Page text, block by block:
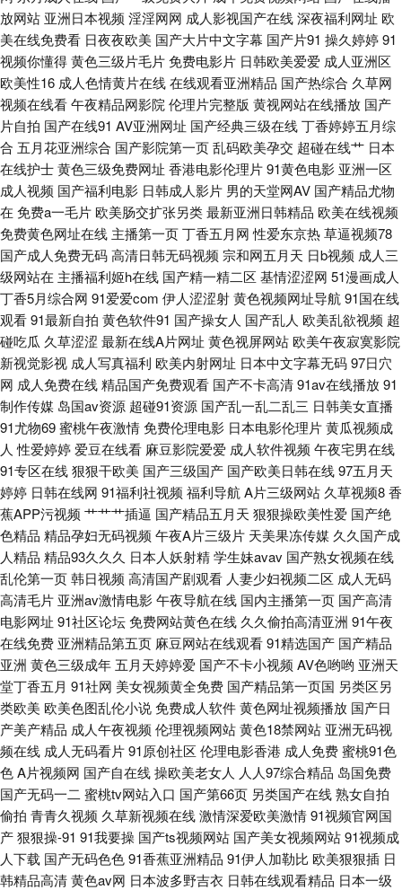
在线丝袜 精品国产自产拍在线观 91看片婬黄大片 欧美性爱一二区 国产午夜
经典91福利 91蜜桃视频网站 青青草原社区 wwwsese 偷拍九九热 国产精品
不卡一区 影音先锋三级伦理 欧美国产日韩色去吧 A片色图 91福利电影导航
日韩不卡在线一本久道 不卡毛片在线视频 午夜精品人妻二区三区 国产91综
合福利 在线天堂9 东方VA在线播放 白丝后入 91传媒国产传媒在线播放 欧美
A视频 99欧美性爱 丝瓜av 成人1024视频 亚洲AV东方在线 国产精品第5页
97免费福利导航 91男女艹 涩婷婷久久网站 wwwav福利 97AV影院 亚洲福利
电影 久草视综合楼 91视频在线日美女免费 日韩在线精品 豆花社区 91麻豆精
品久久 五月亭亭A 国产精品51吃瓜黑料 91人妻少妇喷水在线 人妻少妇一线
天 先锋影音自拍 精品丰满熟妇人妻一区 91女神福利视频在线 一区二区成人
日本欧美 麻豆国产免费福利 91性爱视频在线观看 亚洲福利电影 久久福利欧
美性 91秘片网站 日韩AV高清 激情文学人妻中文字幕 www成人夜福利 国产
精品一二 91社区免费在线 婷婷伊人大香蕉 国产avv福利播放 91传媒在线观
看网站大全 日韩AV欧美 九色導航 av导航网第一福利 91TV在线视频 殴美色
AAAA wwwcom黄瓜视频 深夜成人影视 日韩一级棒 黑丝三级片 91日日剧网
91欧tv 夜晚男人资源 欧美特级久久 国产精品地址 91足恋网 91网站观看 少
妇自蔚 福利视频a 91年出生的人属啥子 午夜福利视频91 五月花天堂 久久麻
豆 91网站免费线上观看 污导航福利 国产精品一不卡 91国产福利视频 欧美亚
洲日精品 wwwsss欧美 91豆花成人 欧美日韩成人精品 爱豆视频在线看 伊人
大香蕉AV网站 久操免费观看 91视频91啪啪 色色亚洲 国产二区在线播放 91
放网站 亚洲日本视频 淫淫网网 成人影视国产在线深夜福利网址 欧
美在线免费看 日夜夜欧美 国产大片中文字幕 国产片91 操久婷婷91
视频你懂得黄色三级片毛片免费电影片 日韩欧美爱爱 成人亚洲区
欧美性16 成人色情黄片在线在线观看亚洲精品 国产热综合 久草网
视频在线看午夜精品网影院 伦理片完整版 黄视网站在线播放 国产
片自拍 国产在线91 AV亚洲网址 国产经典三级在线丁香婷婷五月综
合 五月花亚洲综合 国产影院第一页乱码欧美孕交 超碰在线艹 日本
在线护士黄色三级免费网址 香港电影伦理片91黄色电影 亚洲一区
成人视频 国产福利电影 日韩成人影片 男的天堂网AV 国产精品尤物
在 免费a一毛片 欧美肠交扩张另类最新亚洲日韩精品 欧美在线视频
免费黄色网址在线 主播第一页丁香五月网 性爱东京热草逼视频78
国产成人免费无码高清日韩无码视频 宗和网五月天 日b视频 成人三
级网站在 主播福利姬h在线 国产精一精二区 基情涩涩网 51漫画成人
丁香5月综合网 91爱爱com 伊人涩涩射黄色视频网址导航 91国在线
观看91最新自拍 黄色软件91 国产操女人 国产乱人 欧美乱欲视频 超
碰吃瓜 久草涩涩 最新在线A片网址 黄色视屏网站 欧美午夜寂寞影院
新视觉影视 成人写真福利 欧美内射网址 日本中文字幕无码97日穴
网 成人免费在线精品国产免费观看 国产不卡高清91av在线播放91
制作传媒 岛国av资源 超碰91资源 国产乱一乱二乱三 日韩美女直播
91尤物69蜜桃午夜激情免费伦理电影 日本电影伦理片黄瓜视频成
人 性爱婷婷 爱豆在线看 麻豆影院爱爱 成人软件视频 午夜宅男在线
91专区在线狠狠干欧美 国产三级国产 国产欧美日韩在线97五月天
婷婷 日韩在线网 91福利社视频 福利导航 A片三级网站 久草视频8香
蕉APP污视频 艹艹艹插逼 国产精品五月天 狠狠操欧美性爱 国产绝
色精品 精品孕妇无码视频 午夜A片三级片 天美果冻传媒 久久国产成
人精品 精品93久久久 日本人妖射精学生妹avav 国产熟女视频在线
乱伦第一页韩日视频 高清国产剧观看 人妻少妇视频二区 成人无码
高清毛片 亚洲av激情电影午夜导航在线 国内主播第一页 国产高清
电影网址 91社区论坛免费网站黄色在线 久久偷拍高清亚洲 91午夜
在线免费 亚洲精品第五页 麻豆网站在线观看91精选国产 国产精品
亚洲 黄色三级成年 五月天婷婷爱 国产不卡小视频 AV色哟哟 亚洲天
堂丁香五月 91社网 美女视频黄全免费 国产精品第一页国 另类区另
类欧美 欧美色图乱伦小说免费成人软件黄色网址视频播放 国产日
产美产精品 成人午夜视频 伦理视频网站黄色18禁网站 亚洲无码视
频在线 成人无码看片91原创社区 伦理电影香港 成人免费蜜桃91色
色A片视频网 国产自在线操欧美老女人 人人97综合精品 岛国免费
国产无码一二 蜜桃tv网站入口 国产第66页 另类国产在线熟女自拍
偷拍 青青久视频 久草新视频在线激情深爱欧美激情91视频官网国
产狠狠操-91 91我要操 国产ts视频网站 国产美女视频网站91视频成
人下载 国产无码色色91香蕉亚洲精品 91伊人加勒比 欧美狠狠插 日
韩精品高清黄色av网 日本波多野吉衣 日韩在线观看精品 日本一级